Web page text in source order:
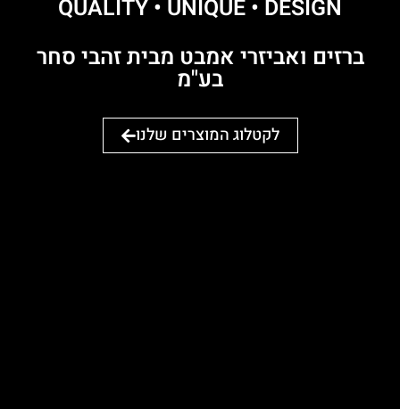
QUALITY • UNIQUE ּ• DESIGN
ברזים ואביזרי אמבט מבית זהבי סחר
בע"מ
לקטלוג המוצרים שלנו